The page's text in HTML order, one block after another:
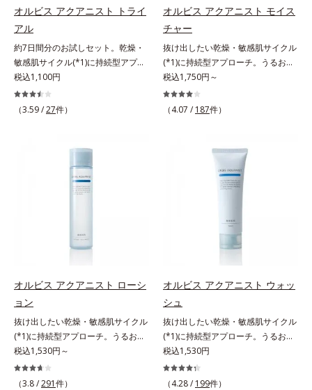
オルビス アクアニスト トライ
アル
約7日間分のお試しセット。乾燥・
敏感肌サイクル(*1)に持続型アプロ
ーチ。敏感肌用保湿スキンケア
(*2)。うるおいを逃し、刺激を受け
やすい角層の“乾燥敏感スランプ
望の敏感肌用保湿スキンケアライン
「オルビス アクアニスト」。乾燥
敏感スランプの原因にアプローチす
る持続型トリプルアミノ酸(*4)を配
どまってうるおいを蓄えてくれま
す。刺激を受けやすくなった角層を
指します。無油分・無着色・無香
不使用(*5)・パラベンフリー、6つ
のフリー処方で徹底的に肌に寄り添
います。*1 乾燥と敏感をくり返す
こと*2 敏感肌対象連用テスト済
（すべての方のお肌に合うというこ
とではありません）*3 乾燥して敏
税込1,100円
（3.59 /27件）
オルビス アクアニスト モイス
チャー
抜け出したい乾燥・敏感肌サイクル
(*1)に持続型アプローチ。うるおい
を追求した敏感肌用保湿スキンケア
(*2)。うるおいを逃し、刺激を受け
やすい角層の“乾燥敏感スランプ
望の敏感肌用保湿スキンケアライン
「オルビス アクアニスト」。乾燥
敏感スランプの原因にアプローチす
る持続型トリプルアミノ酸(*4)を配
異物として排出されにくく、肌にと
どまってうるおいを蓄えてくれま
す。刺激を受けやすくなった角層を
うるおいで満たし、脱・敏感肌を目
指します。無油分・無着色・無香
不使用(*5)・パラベンフリー、6つ
のフリー処方で徹底的に肌に寄り添
います。*1 乾燥と敏感をくり返す
こと*2 敏感肌対象連用テスト済
（すべての方のお肌に合うというこ
とではありません）*3 乾燥して敏
税込1,750円～
（4.07 / 187件）
オルビス アクアニスト ローシ
ョン
抜け出したい乾燥・敏感肌サイクル
(*1)に持続型アプローチ。うるおい
を追求した敏感肌用保湿スキンケア
(*2)。うるおいを逃し、刺激を受け
やすい角層の“乾燥敏感スランプ
税込1,530円～
（3.8 /291件）
オルビス アクアニスト ウォッ
シュ
抜け出したい乾燥・敏感肌サイクル
(*1)に持続型アプローチ。うるおい
を追求した敏感肌用保湿スキンケア
(*2)。うるおいを逃し、刺激を受け
やすい角層の“乾燥敏感スランプ
税込1,530円
（4.28 / 199件）